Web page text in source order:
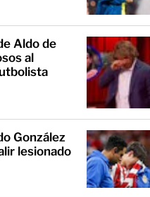
Aldo de
al
González
lesionado